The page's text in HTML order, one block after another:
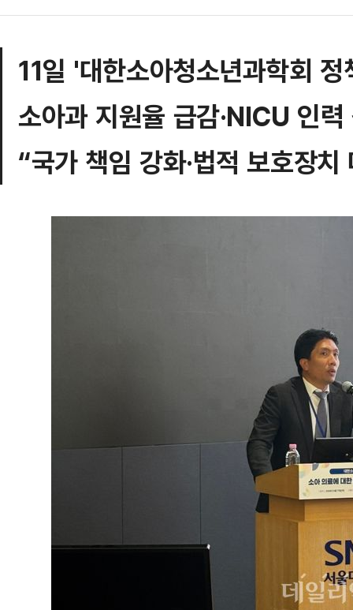
11일 '대한소아청소년과학회
소아과 지원율 급감·NICU 인
“국가 책임 강화·법적 보호장치